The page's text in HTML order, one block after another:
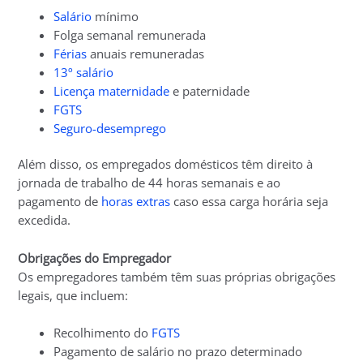
Salário mínimo
Folga semanal remunerada
Férias anuais remuneradas
13º salário
Licença maternidade e paternidade
FGTS
Seguro-desemprego
Além disso, os empregados domésticos têm direito à
jornada de trabalho de 44 horas semanais e ao
pagamento de horas extras caso essa carga horária seja
excedida.
Obrigações do Empregador
Os empregadores também têm suas próprias obrigações
legais, que incluem:
Recolhimento do FGTS
Pagamento de salário no prazo determinado